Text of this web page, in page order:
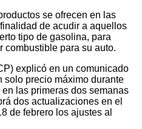
se ofrecen en las
de acudir a aquellos
tipo de gasolina, para
combustible para su auto.
explicó en un comunicado
solo precio máximo durante
las primeras dos semanas
dos actualizaciones en el
de febrero los ajustes al